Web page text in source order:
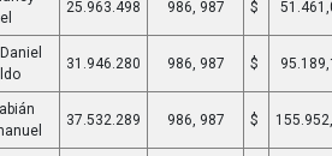
25.963.498 986, 987 $
31.946.280 986, 987 $
37.532.289 986, 987 $